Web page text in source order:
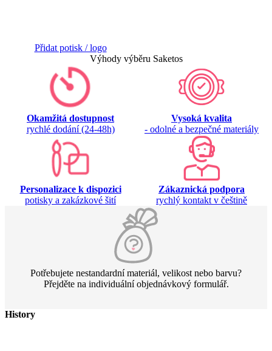
Přidat potisk / logo
Výhody výběru Saketos
Okamžitá dostupnost
rychlé dodání (24-48h)
Vysoká kvalita
- odolné a bezpečné materiály
Personalizace k dispozici
potisky a zakázkové šití
Zákaznická podpora
rychlý kontakt v češtině
Potřebujete nestandardní materiál, velikost nebo barvu?
Přejděte na individuální objednávkový formulář.
History